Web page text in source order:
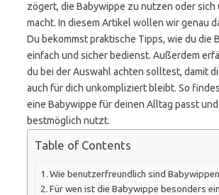
zögert, die Babywippe zu nutzen oder sich
macht. In diesem Artikel wollen wir genau
Du bekommst praktische Tipps, wie du die
einfach und sicher bedienst. Außerdem
du bei der Auswahl achten solltest, damit
auch für dich unkompliziert bleibt. So
eine Babywippe für deinen Alltag passt
bestmöglich nutzt.
Table of Contents
Wie benutzerfreundlich sind
Für wen ist die Babywippe besonders